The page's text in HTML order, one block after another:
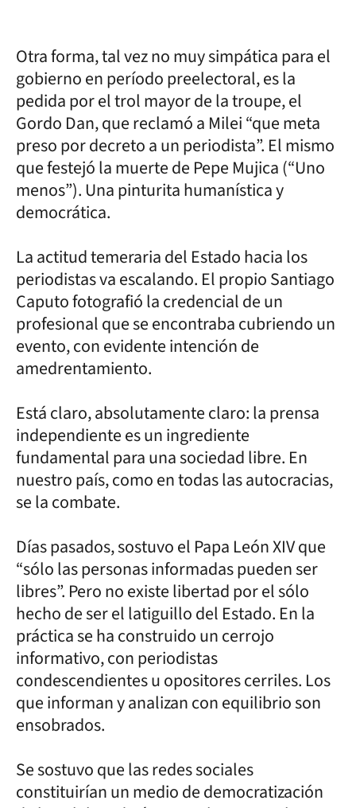
Otra forma, tal vez no muy simpática para el
gobierno en período preelectoral, es la
pedida por el trol mayor de la troupe, el
Gordo Dan, que reclamó a Milei “que meta
preso por decreto a un periodista”. El mismo
que festejó la muerte de Pepe Mujica (“Uno
menos”). Una pinturita humanística y
democrática.
La actitud temeraria del Estado hacia los
periodistas va escalando. El propio Santiago
Caputo fotografió la credencial de un
profesional que se encontraba cubriendo un
evento, con evidente intención de
amedrentamiento.
Está claro, absolutamente claro: la prensa
independiente es un ingrediente
fundamental para una sociedad libre. En
nuestro país, como en todas las autocracias,
se la combate.
Días pasados, sostuvo el Papa León XIV que
“sólo las personas informadas pueden ser
libres”. Pero no existe libertad por el sólo
hecho de ser el latiguillo del Estado. En la
práctica se ha construido un cerrojo
informativo, con periodistas
condescendientes u opositores cerriles. Los
que informan y analizan con equilibrio son
ensobrados.
Se sostuvo que las redes sociales
constituirían un medio de democratización